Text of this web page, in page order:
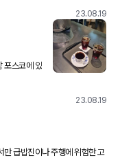
23.08.19
23.08.19